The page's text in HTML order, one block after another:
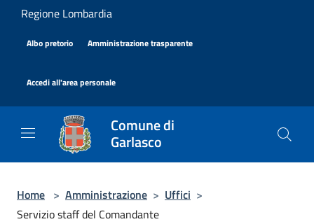
Salta al contenuto principale
Regione Lombardia
Albo pretorio Amministrazione trasparente
Accedi all'area personale
Comune di
Garlasco
Home > Amministrazione > Uffici >
Servizio staff del Comandante